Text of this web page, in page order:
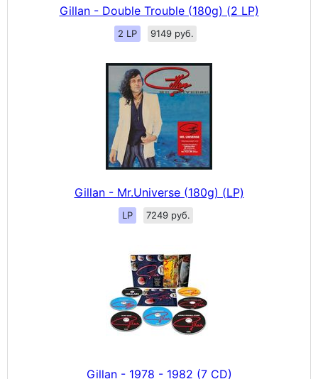
Gillan - Double Trouble (180g) (2 LP)
2 LP 9149 руб.
Gillan - Mr.Universe (180g) (LP)
LP 7249 руб.
Gillan - 1978 - 1982 (7 CD)